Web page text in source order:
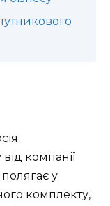
компанії
у
комплекту,